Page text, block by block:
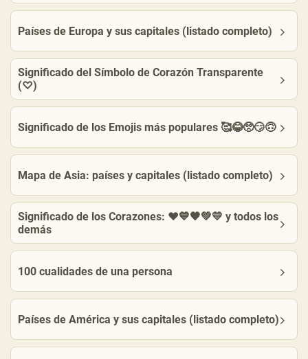
Países de Europa y sus capitales (listado completo)
Significado del Símbolo de Corazón Transparente
(♡)
Significado de los Emojis más populares 🥰😂🥺😏🙃
Mapa de Asia: países y capitales (listado completo)
Significado de los Corazones: ❤️💙🖤💚💛 y todos los
demás
100 cualidades de una persona
Países de América y sus capitales (listado completo)